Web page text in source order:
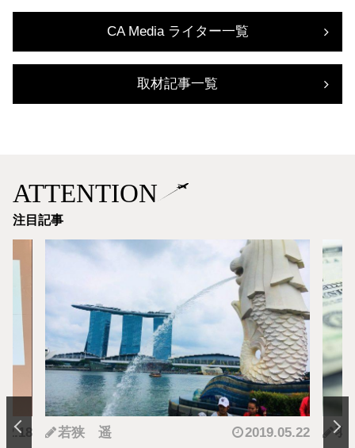
CA Media ライター一覧
取材記事一覧
ATTENTION
注目記事
2019.05.22